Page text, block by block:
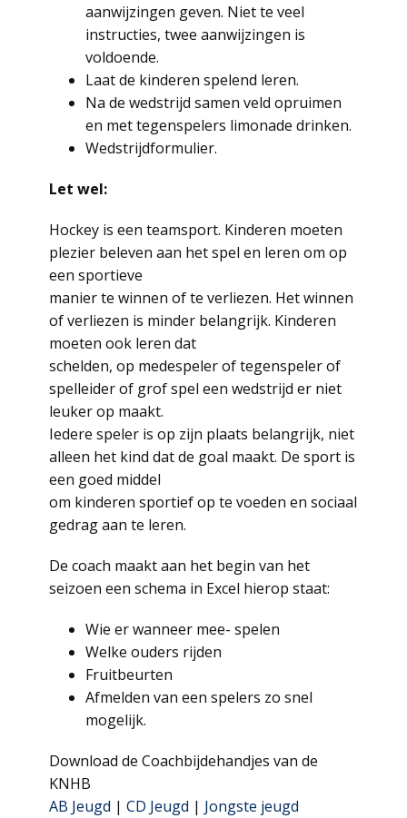
aanwijzingen geven. Niet te veel
instructies, twee aanwijzingen is
voldoende.
Laat de kinderen spelend leren.
Na de wedstrijd samen veld opruimen
en met tegenspelers limonade drinken.
Wedstrijdformulier.
Let wel:
Hockey is een teamsport. Kinderen moeten
plezier beleven aan het spel en leren om op
een sportieve
manier te winnen of te verliezen. Het winnen
of verliezen is minder belangrijk. Kinderen
moeten ook leren dat
schelden, op medespeler of tegenspeler of
spelleider of grof spel een wedstrijd er niet
leuker op maakt.
Iedere speler is op zijn plaats belangrijk, niet
alleen het kind dat de goal maakt. De sport is
een goed middel
om kinderen sportief op te voeden en sociaal
gedrag aan te leren.
De coach maakt aan het begin van het
seizoen een schema in Excel hierop staat:
Wie er wanneer mee- spelen
Welke ouders rijden
Fruitbeurten
Afmelden van een spelers zo snel
mogelijk.
Download de Coachbijdehandjes van de
KNHB
AB Jeugd | CD Jeugd | Jongste jeugd